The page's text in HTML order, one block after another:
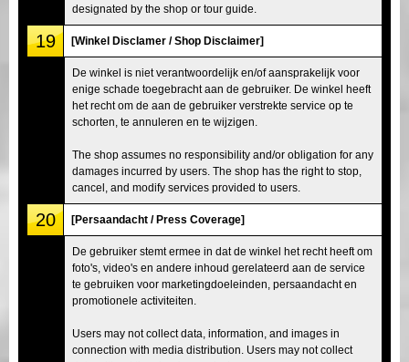
designated by the shop or tour guide.
19 [Winkel Disclamer / Shop Disclaimer]
De winkel is niet verantwoordelijk en/of aansprakelijk voor
enige schade toegebracht aan de gebruiker. De winkel heeft
het recht om de aan de gebruiker verstrekte service op te
schorten, te annuleren en te wijzigen.
The shop assumes no responsibility and/or obligation for any
damages incurred by users. The shop has the right to stop,
cancel, and modify services provided to users.
20 [Persaandacht / Press Coverage]
De gebruiker stemt ermee in dat de winkel het recht heeft om
foto's, video's en andere inhoud gerelateerd aan de service
te gebruiken voor marketingdoeleinden, persaandacht en
promotionele activiteiten.
Users may not collect data, information, and images in
connection with media distribution. Users may not collect